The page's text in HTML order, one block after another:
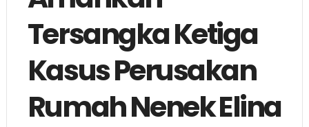
Tersangka Ketiga
Kasus Perusakan
Rumah Nenek Elina